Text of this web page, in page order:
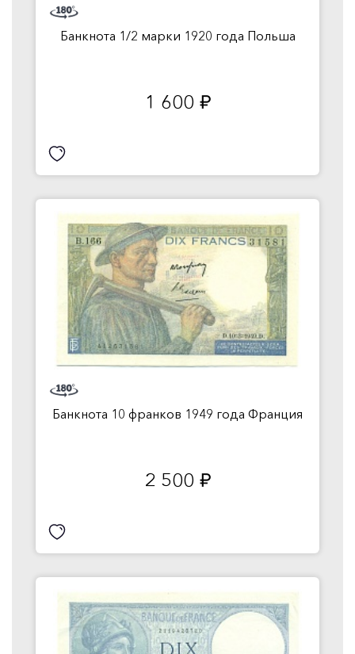
Банкнота 1/2 марки 1920 года Польша
1 600 руб.
Банкнота 10 франков 1949 года Франция
2 500 руб.